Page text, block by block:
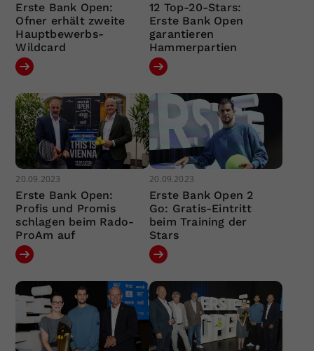
Erste Bank Open:
Ofner erhält zweite
Hauptbewerbs-
Wildcard
12 Top-20-Stars:
Erste Bank Open
garantieren
Hammerpartien
20.09.2023
Erste Bank Open:
Profis und Promis
schlagen beim Rado-
ProAm auf
20.09.2023
Erste Bank Open 2
Go: Gratis-Eintritt
beim Training der
Stars